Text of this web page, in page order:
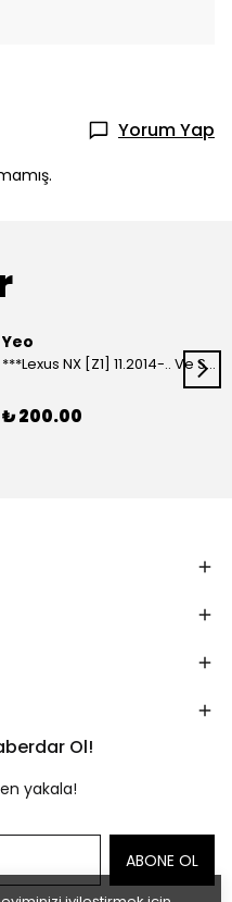
Yorum Yap
Yeo
***Lexus NX [Z1] 11.2014-.. Ve Sonrası Model Yılları İçin Uyumlu Yeo Arka Silecek
₺ 200.00
Ol!
yakala!
ABONE OL